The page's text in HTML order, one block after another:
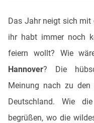
Das Jahr neigt sich mit
ihr habt immer noch
feiern wollt? Wie
Hannover? Die
Meinung nach zu den
Deutschland. Wie
begrüßen, wo die